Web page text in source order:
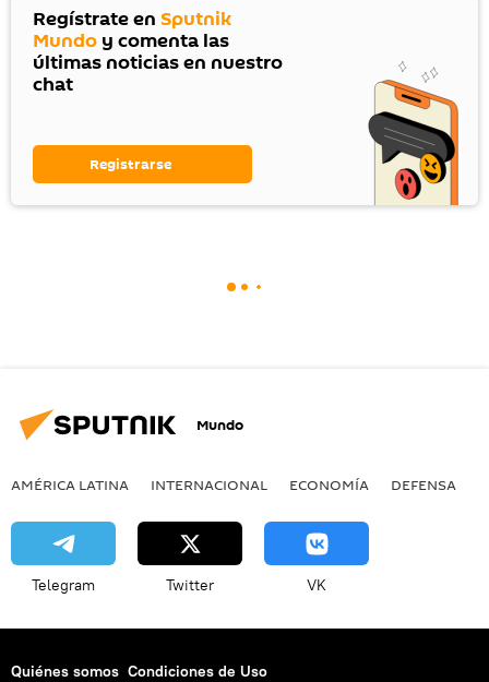
Regístrate en Sputnik
Mundo y comenta las
últimas noticias en nuestro
chat
Registrarse
Mundo
AMÉRICA LATINA INTERNACIONAL ECONOMÍA DEFENSA
Telegram Twitter VK
Quiénes somos Condiciones de Uso